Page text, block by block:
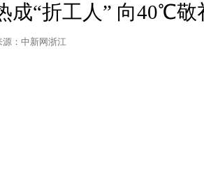
成“折工人” 向40℃敬
源：中新网浙江